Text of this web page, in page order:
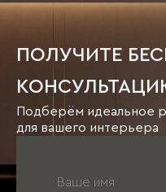
ПОЛУЧИТЕ
Подберём идеальное
для вашего интерьера